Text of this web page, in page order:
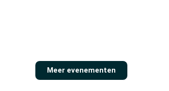
Meer evenementen